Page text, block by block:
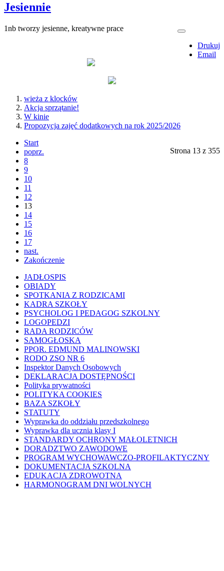
Jesiennie
Drukuj
Email
1nb tworzy jesienne, kreatywne prace
wieża z klocków
Akcja sprzątanie!
W kinie
Propozycja zajęć dodatkowych na rok 2025/2026
Strona 13 z 355
Start
poprz.
8
9
10
11
12
13
14
15
16
17
nast.
Zakończenie
JADŁOSPIS
OBIADY
SPOTKANIA Z RODZICAMI
KADRA SZKOŁY
PSYCHOLOG I PEDAGOG SZKOLNY
LOGOPEDZI
RADA RODZICÓW
SAMOGŁOSKA
PPOR. EDMUND MALINOWSKI
RODO ZSO NR 6
Inspektor Danych Osobowych
DEKLARACJA DOSTĘPNOŚCI
Polityka prywatności
POLITYKA COOKIES
BAZA SZKOŁY
STATUTY
Wyprawka do oddziału przedszkolnego
Wyprawka dla ucznia klasy I
STANDARDY OCHRONY MAŁOLETNICH
DORADZTWO ZAWODOWE
PROGRAM WYCHOWAWCZO-PROFILAKTYCZNY
DOKUMENTACJA SZKOLNA
EDUKACJA ZDROWOTNA
HARMONOGRAM DNI WOLNYCH